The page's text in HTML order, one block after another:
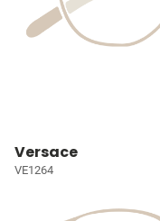
Versace
VE1264